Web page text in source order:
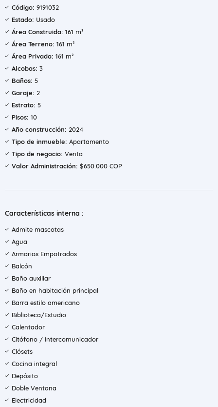
Código: 9191032
Estado: Usado
Área Construida: 161 m²
Área Terreno: 161 m²
Área Privada: 161 m²
Alcobas: 3
Baños: 5
Garaje: 2
Estrato: 5
Pisos: 10
Año construcción: 2024
Tipo de inmueble: Apartamento
Tipo de negocio: Venta
Valor Administración: $650.000 COP
Características interna :
Admite mascotas
Agua
Armarios Empotrados
Balcón
Baño auxiliar
Baño en habitación principal
Barra estilo americano
Biblioteca/Estudio
Calentador
Citófono / Intercomunicador
Clósets
Cocina integral
Depósito
Doble Ventana
Electricidad